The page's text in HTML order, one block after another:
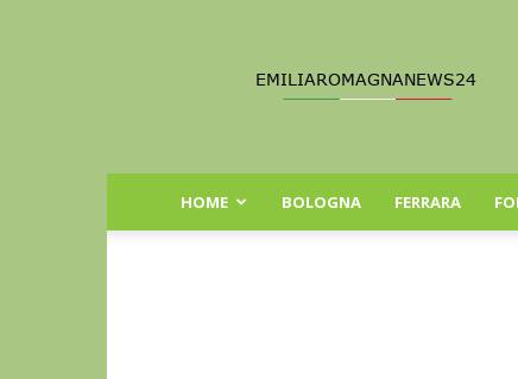
Romagna
HOME BOLOGNA FERRARA